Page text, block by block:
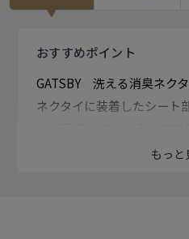
おすすめポイント
GATSBY 洗える消臭ネク
ネクタイに装着したシート
防臭加工の銀成分によりニ
もっと